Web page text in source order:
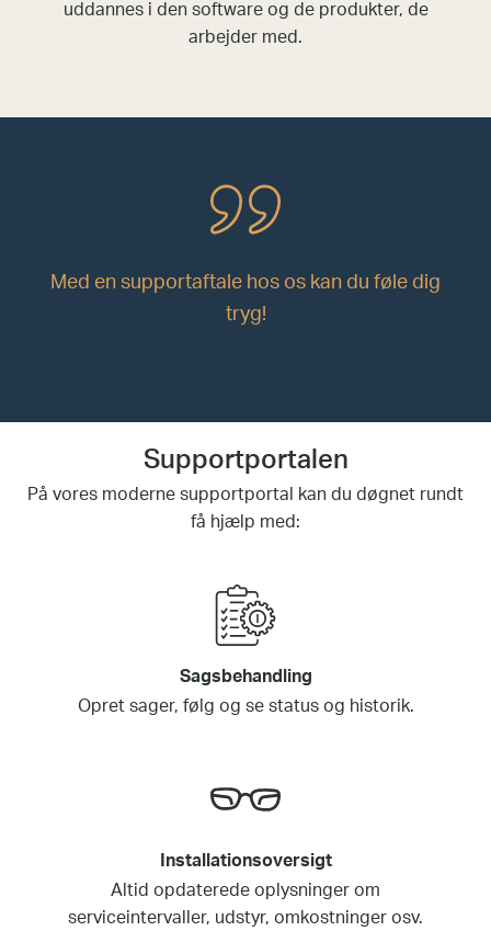
uddannes i den software og de produkter, de
arbejder med.
Med en supportaftale hos os kan du føle dig
tryg!
Supportportalen
På vores moderne supportportal kan du døgnet rundt
få hjælp med:
Sagsbehandling
Opret sager, følg og se status og historik.
Installationsoversigt
Altid opdaterede oplysninger om
serviceintervaller, udstyr, omkostninger osv.